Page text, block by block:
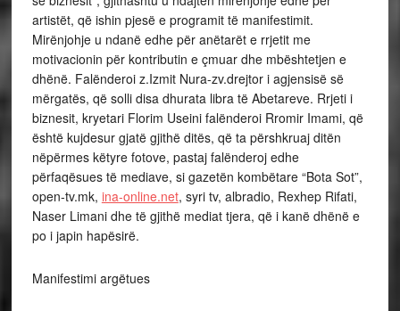
artistët, që ishin pjesë e programit të manifestimit.
Mirënjohje u ndanë edhe për anëtarët e rrjetit me
motivacionin për kontributin e çmuar dhe mbështetjen e
dhënë. Falënderoi z.Izmit Nura-zv.drejtor i agjensisë së
mërgatës, që solli disa dhurata libra të Abetareve. Rrjeti i
biznesit, kryetari Florim Useini falënderoi Rromir Imami, që
është kujdesur gjatë gjithë ditës, që ta përshkruaj ditën
nëpërmes këtyre fotove, pastaj falënderoj edhe
përfaqësues të mediave, si gazetën kombëtare “Bota Sot”,
open-tv.mk, ina-online.net, syri tv, albradio, Rexhep Rifati,
Naser Limani dhe të gjithë mediat tjera, që i kanë dhënë e
po i japin hapësirë.
Manifestimi argëtues